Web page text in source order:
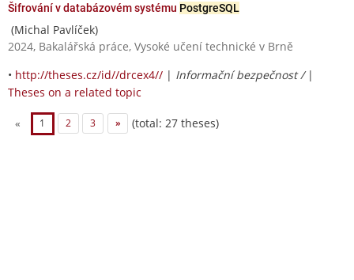
Šifrování v databázovém systému PostgreSQL
(Michal Pavlíček)
2024, Bakalářská práce, Vysoké učení technické v Brně
• http://theses.cz/id//drcex4// | Informační bezpečnost / |
Theses on a related topic
« 1 2 3 » (total: 27 theses)